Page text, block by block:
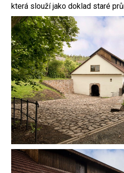
která slouží jako doklad staré